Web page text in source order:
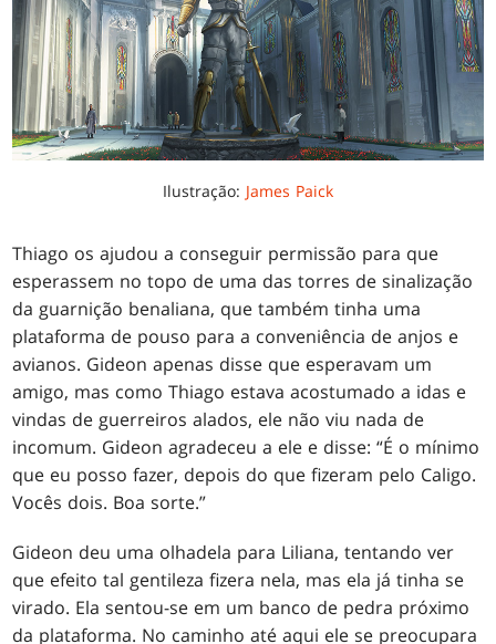
Ilustração: James Paick
Thiago os ajudou a conseguir permissão para que
esperassem no topo de uma das torres de sinalização
da guarnição benaliana, que também tinha uma
plataforma de pouso para a conveniência de anjos e
avianos. Gideon apenas disse que esperavam um
amigo, mas como Thiago estava acostumado a idas e
vindas de guerreiros alados, ele não viu nada de
incomum. Gideon agradeceu a ele e disse: “É o mínimo
que eu posso fazer, depois do que fizeram pelo Caligo.
Vocês dois. Boa sorte.”
Gideon deu uma olhadela para Liliana, tentando ver
que efeito tal gentileza fizera nela, mas ela já tinha se
virado. Ela sentou-se em um banco de pedra próximo
da plataforma. No caminho até aqui ele se preocupara